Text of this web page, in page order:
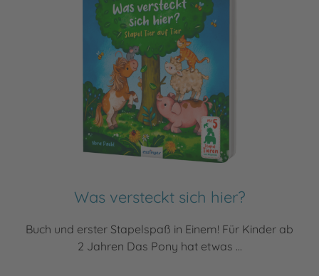
Was versteckt sich hier?
Buch und erster Stapelspaß in Einem! Für Kinder ab
2 Jahren Das Pony hat etwas ...